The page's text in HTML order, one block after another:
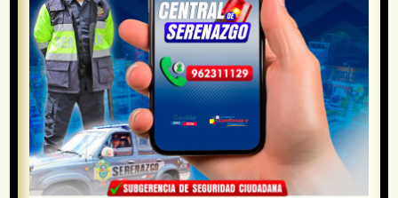
Horario de Atención: Lunes a Viernes de 8:00 a.m. a 4:00
p.m.
Publicaciones Recientes
Centro de Salud Desaguadero
agosto 4, 2026